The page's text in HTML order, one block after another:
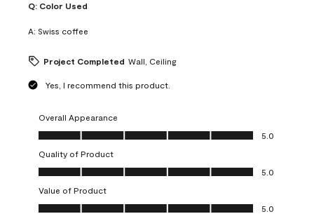
Q: Color Used
A: Swiss coffee
Project Completed Wall, Ceiling
Yes, I recommend this product.
Overall Appearance
Overall Appearance, 5.0 out of 5
5.0
Quality of Product
Quality of Product, 5.0 out of 5
5.0
Value of Product
Value of Product, 5.0 out of 5
5.0